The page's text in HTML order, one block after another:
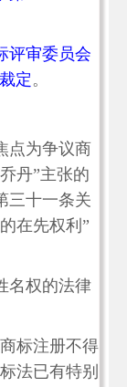
评审委员会
定 。
点为争议商
丹”主张的
三十一条关
在先权利”
名权的法律
标注册不得
法已有特别